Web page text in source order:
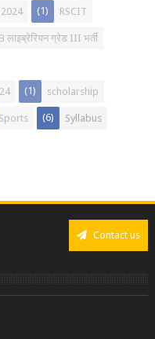
RSCIT
(1)
लाइब्रेरियन ग्रेड III भर्ती
scholarship
(1)
Sports Syllabus
(6)
Contact us